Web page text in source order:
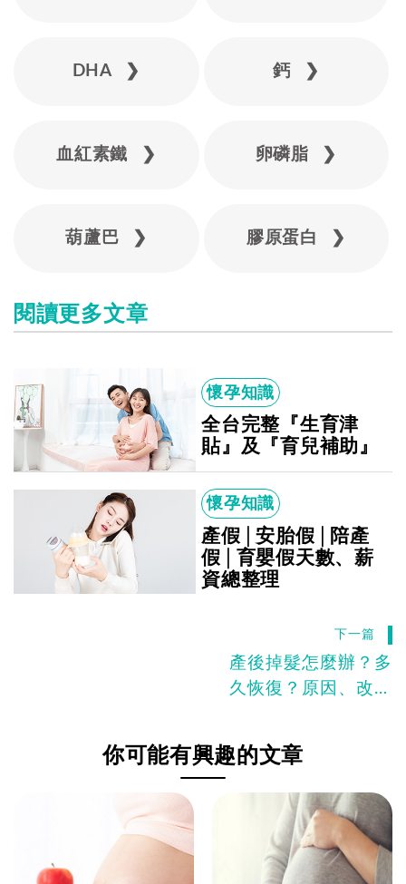
DHA ❯ 鈣 ❯
血紅素鐵 ❯ 卵磷脂 ❯
葫蘆巴 ❯ 膠原蛋白 ❯
閱讀更多文章
懷孕知識
全台完整『生育津
貼』及『育兒補助』
懷孕知識
產假│安胎假│陪產
假│育嬰假天數、薪
資總整理
下一篇
產後掉髮怎麼辦？多
久恢復？原因、改善
你可能有興趣的文章